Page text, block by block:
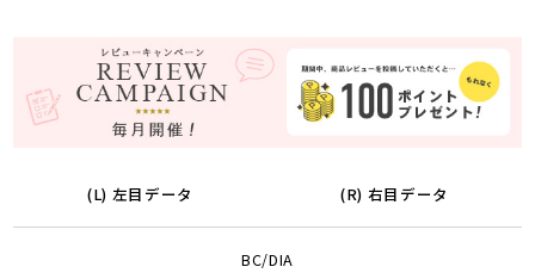
(L) 左目データ (R) 右目データ
BC/DIA